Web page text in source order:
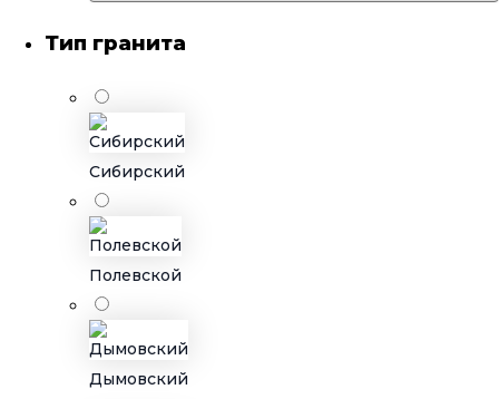
Тип гранита
Дымовский
Полевской
Сибирский